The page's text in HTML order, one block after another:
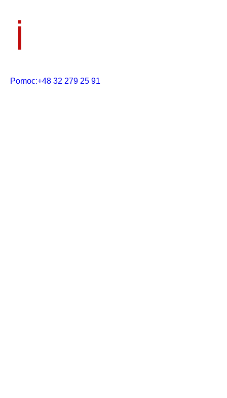
Pomoc:+48 32 279 25 91